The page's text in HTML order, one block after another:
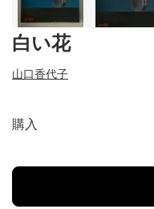
白い花
山口香代子
購入